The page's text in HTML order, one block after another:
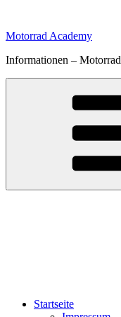
springen
Motorrad Academy
Informationen –
Startseite